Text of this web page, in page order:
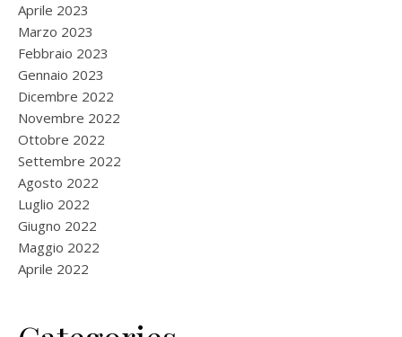
Aprile 2023
Marzo 2023
Febbraio 2023
Gennaio 2023
Dicembre 2022
Novembre 2022
Ottobre 2022
Settembre 2022
Agosto 2022
Luglio 2022
Giugno 2022
Maggio 2022
Aprile 2022